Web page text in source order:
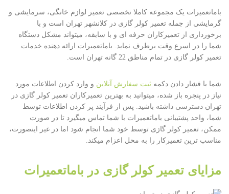
باماتعمیرات یک مجموعه کاملا تخصصی تعمیر لوازم خانگی، سرمایشی و
گرمایشی از جمله تعمیر کولر گازی در کلانشهر تهران است و با
برخورداری از تعمیرکاران حرفه ای و با سابقه، میتواند مشکل دستگاه
شما را در اسرع وقت برطرف نماید. باماتعمیرات ارائه دهنده خدمات
تعمیر کولر گازی در تمام مناطق 22 گانه تهران است.
شما با فشار دادن دکمه ثبت سفارش آنلاین و وارد کردن اطلاعات مورد
نیاز در پنجره باز شده، میتوانید به بهترین تعمیرکاران تعمیر کولر گازی در
تهران دسترسی داشته باشید. پس از فرآیند پر کردن اطلاعات توسط
شما، واحد پشتیبانی باماتعمیرات با شما تماس میگیرد تا در صورت
ممکن، تعمیر کولر گازی توسط خود شما انجام شود اما در غیر اینصورت،
مناسب ترین تعمیرکار را به محل اعزام میکند.
مزایای تعمیر کولر گازی در باماتعمیرات